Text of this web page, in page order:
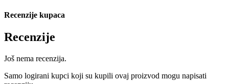
Recenzije kupaca
Recenzije
Još nema recenzija.
Samo logirani kupci koji su kupili ovaj proizvod mogu napisati